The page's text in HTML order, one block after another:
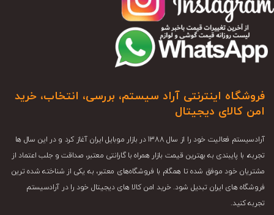
فروشگاه اینترنتی آراد سیستم، بررسی، انتخاب، خرید
امن کالای دیجیتال
آرادسیستم فعالیت خود را از سال 1388 در بازار موبایل ایران آغاز کرد و در این سال ها
تجربه، با پایبندی به بهترین قیمت بازار همراه با گارانتی معتبر، صداقت و جلب اعتماد از
مشتریان خود موفق شده تا همگام با فروشگاه‌های معتبر، به یکی از شناخته شده ترین
فروشگاه های ایران تبدیل شود. خرید امن کالا های دیجیتال خود را در آرادسیستم
تجربه کنید.